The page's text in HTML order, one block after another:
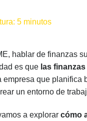
5 minutos
hablar de finanzas
es que las
empresa que planifica
un entorno de
a explorar cómo